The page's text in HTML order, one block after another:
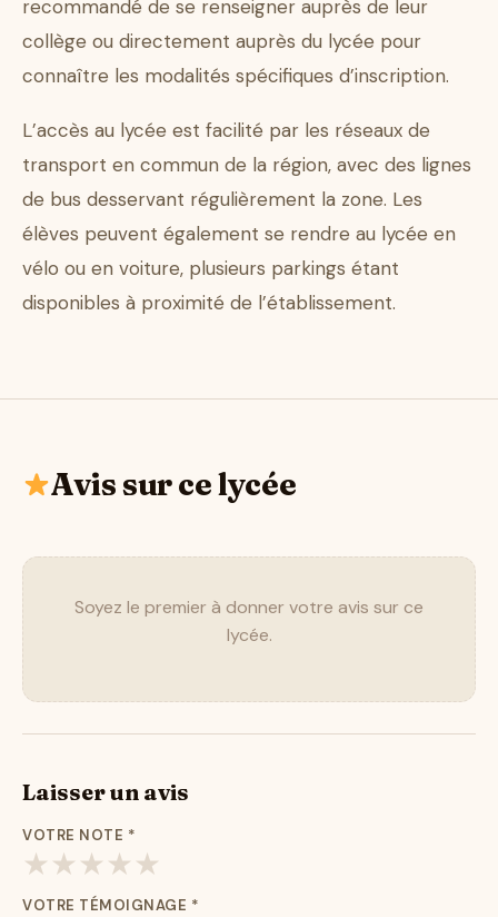
recommandé de se renseigner auprès de leur
collège ou directement auprès du lycée pour
connaître les modalités spécifiques d’inscription.
L’accès au lycée est facilité par les réseaux de
transport en commun de la région, avec des lignes
de bus desservant régulièrement la zone. Les
élèves peuvent également se rendre au lycée en
vélo ou en voiture, plusieurs parkings étant
disponibles à proximité de l’établissement.
Avis sur ce lycée
Soyez le premier à donner votre avis sur ce
lycée.
Laisser un avis
VOTRE NOTE *
★★★★★
VOTRE TÉMOIGNAGE *